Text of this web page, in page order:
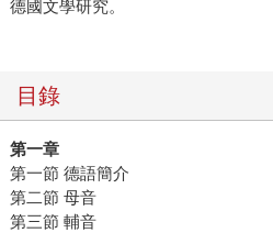
德國文學研究。
目錄
第一章
第一節 德語簡介
第二節 母音
第三節 輔音